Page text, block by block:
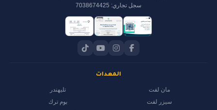
سجل تجاري: 7038674425
المعدات
مان لفت
سيزر لفت
تليهندر
بوم ترك